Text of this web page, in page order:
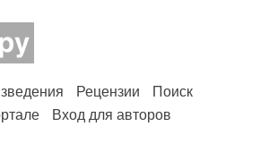
Рецензии
Поиск
Вход для авторов